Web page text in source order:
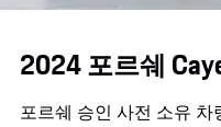
2024 포르쉐
포르쉐 승인 사전 소유 차